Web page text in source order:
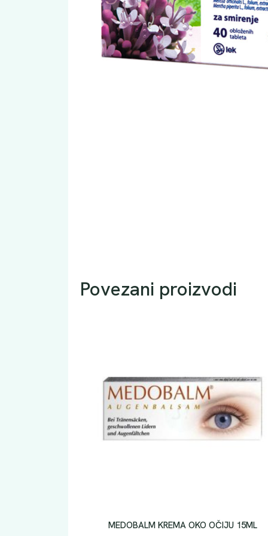
Povezani proizvodi
MEDOBALM KREMA OKO OČIJU 15ML